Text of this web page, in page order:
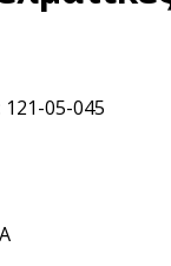
121-05-045